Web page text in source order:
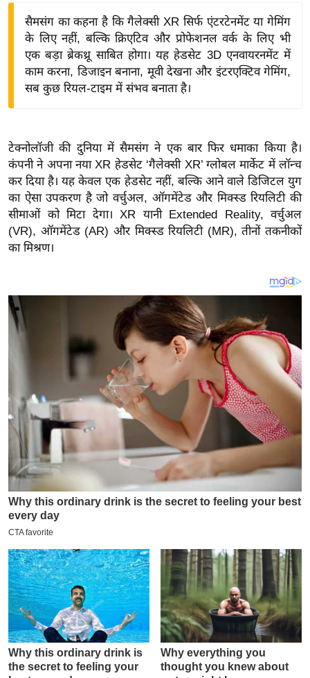
द्यो
त
वि
शे
ष
ज्ञ
रा
ज
ट
के
ट
P
L
2
0
2
6
क्रा
इ
म
ई
-
पे
सैमसंग का कहना है कि गैलेक्सी XR सिर्फ एंटरटेनमेंट या गेमिंग
के लिए नहीं, बल्कि क्रिएटिव और प्रोफेशनल वर्क के लिए भी
एक बड़ा ब्रेकथ्रू साबित होगा। यह हेडसेट 3D एनवायरनमेंट में
काम करना, डिजाइन बनाना, मूवी देखना और इंटरएक्टिव गेमिंग,
सब कुछ रियल-टाइम में संभव बनाता है।
टेक्नोलॉजी की दुनिया में सैमसंग ने एक बार फिर धमाका किया है।
कंपनी ने अपना नया XR हेडसेट ‘गैलेक्सी XR’ ग्लोबल मार्केट में लॉन्च
कर दिया है। यह केवल एक हेडसेट नहीं, बल्कि आने वाले डिजिटल युग
का ऐसा उपकरण है जो वर्चुअल, ऑगमेंटेड और मिक्स्ड रियलिटी की
सीमाओं को मिटा देगा। XR यानी Extended Reality, वर्चुअल
(VR), ऑगमेंटेड (AR) और मिक्स्ड रियलिटी (MR), तीनों तकनीकों
का मिश्रण।